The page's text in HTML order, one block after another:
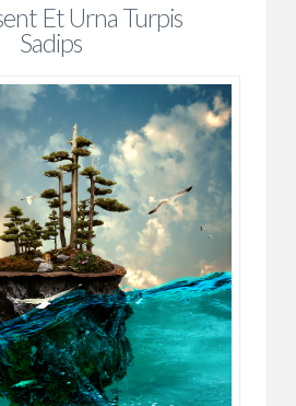
Et Urna Turpis
Sadips